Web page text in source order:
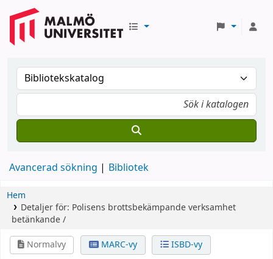
Avancerad sökning Bibliotek
Hem
Detaljer för: Polisens brottsbekämpande verksamhet
betänkande /
Normalvy
MARC-vy ISBD-vy